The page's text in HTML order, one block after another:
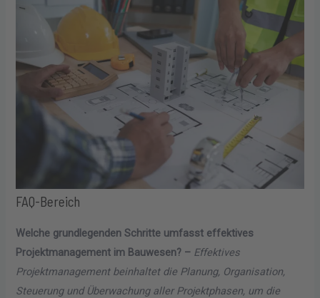
FAQ-Bereich
Welche grundlegenden Schritte umfasst effektives
Projektmanagement im Bauwesen? – Effektives
Projektmanagement beinhaltet die Planung, Organisation,
Steuerung und Überwachung aller Projektphasen, um die